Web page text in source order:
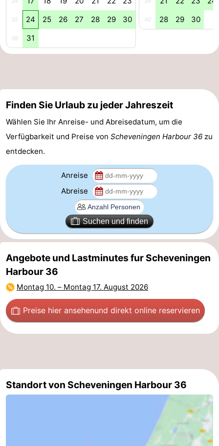
Hollands
Duin
Noordwijk
Katwijk
Rockanje
Zeeland
Schouwen-
Duiveland
-
Renesse
-
Brouwershaven
Zierikzee
-
Natur
Oosterschelde
-
Burgh
Haamstede
-
Natur
Kop
Schouwen
Wetter
Kontakt
35 24 25 26 27 28 29 30
36 31
40 28 29 30
Finden Sie Urlaub zu jeder Jahreszeit
Wählen Sie Ihr Anreise- und Abreisedatum, um die
Verfügbarkeit und Preise von Scheveningen Harbour 36 zu
entdecken.
Anreise
Abreise
Suchen und finden
Angebote und Lastminutes fur Scheveningen
Harbour 36
Montag 10. – Montag 17. August 2026
Preise hier ansehenund direkt online reservieren
Standort von Scheveningen Harbour 36